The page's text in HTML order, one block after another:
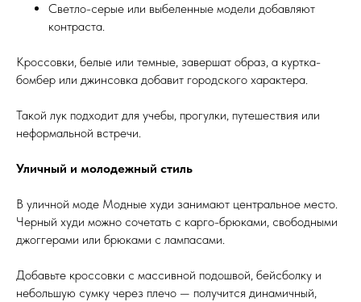
Светло-серые или выбеленные модели добавляют
контраста.
Кроссовки, белые или темные, завершат образ, а куртка-
бомбер или джинсовка добавит городского характера.
Такой лук подходит для учебы, прогулки, путешествия или
неформальной встречи.
Уличный и молодежный стиль
В уличной моде Модные худи занимают центральное место.
Черный худи можно сочетать с карго-брюками, свободными
джоггерами или брюками с лампасами.
Добавьте кроссовки с массивной подошвой, бейсболку и
небольшую сумку через плечо — получится динамичный,